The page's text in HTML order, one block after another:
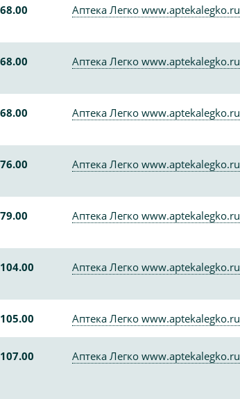
68.00 Аптека Легко www.aptekalegko.ru
68.00 Аптека Легко www.aptekalegko.ru
68.00 Аптека Легко www.aptekalegko.ru
76.00 Аптека Легко www.aptekalegko.ru
79.00 Аптека Легко www.aptekalegko.ru
104.00 Аптека Легко www.aptekalegko.ru
105.00 Аптека Легко www.aptekalegko.ru
107.00 Аптека Легко www.aptekalegko.ru